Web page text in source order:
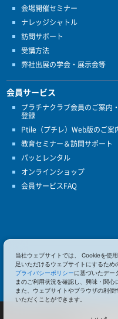
会場開催セミナー
ナレッジシャトル
訪問サポート
受講方法
弊社出展の学会・展示会等
会員サービス
プラチナクラブ会員のご案内・
登録
Ptile（プチレ）Web版のご案
教育セミナー＆訪問サポート
パッとレンタル
オンラインショップ
会員サービスFAQ
© 2017
当社ウェブサイトでは、 Cookieを使
足いただけるウェブサイトにするため
プライバシーポリシーに基づいたデー
まのご利用状況を確認し、興味・関心
また、ウェブサイトやブラウザの利
いただくことができます。